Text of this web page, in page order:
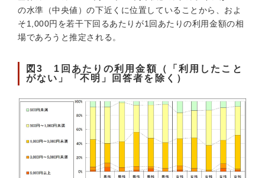
の水準（中央値）の下近くに位置していることから、およ
そ1,000円を若干下回るあたりが1回あたりの利用金額の相
場であろうと推定される。
図3 1回あたりの利用金額（「利用したこと
がない」「不明」回答者を除く）